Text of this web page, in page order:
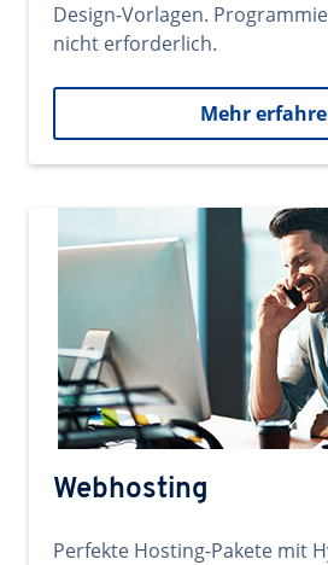
Design-Vorlagen.
nicht erforderlich.
Mehr
Webhosting
Perfekte Hosting-Pakete mit